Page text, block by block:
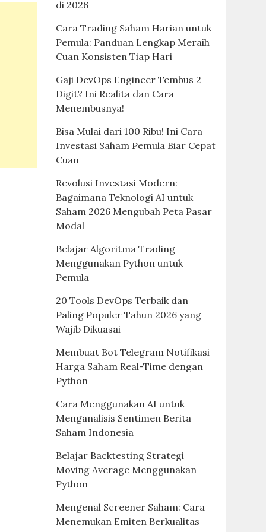
di 2026
Cara Trading Saham Harian untuk
Pemula: Panduan Lengkap Meraih
Cuan Konsisten Tiap Hari
Gaji DevOps Engineer Tembus 2
Digit? Ini Realita dan Cara
Menembusnya!
Bisa Mulai dari 100 Ribu! Ini Cara
Investasi Saham Pemula Biar Cepat
Cuan
Revolusi Investasi Modern:
Bagaimana Teknologi AI untuk
Saham 2026 Mengubah Peta Pasar
Modal
Belajar Algoritma Trading
Menggunakan Python untuk
Pemula
20 Tools DevOps Terbaik dan
Paling Populer Tahun 2026 yang
Wajib Dikuasai
Membuat Bot Telegram Notifikasi
Harga Saham Real-Time dengan
Python
Cara Menggunakan AI untuk
Menganalisis Sentimen Berita
Saham Indonesia
Belajar Backtesting Strategi
Moving Average Menggunakan
Python
Mengenal Screener Saham: Cara
Menemukan Emiten Berkualitas